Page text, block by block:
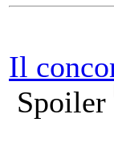
Il
Spoiler